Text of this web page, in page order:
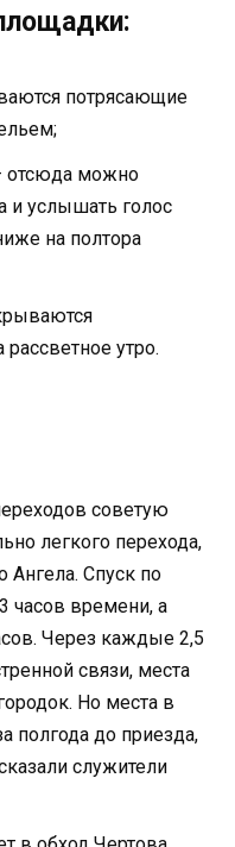
потрясающие
отсюда можно
и услышать голос
на полтора
утро.
советую
легкого перехода,
Ангела. Спуск по
часов времени, а
Через каждые 2,5
связи, места
Но места в
полгода до приезда,
служители